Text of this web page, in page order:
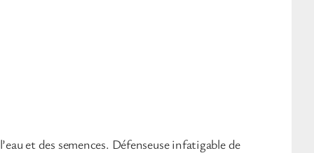
et des semences. Défenseuse infatigable de